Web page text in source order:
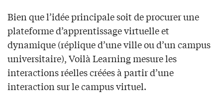
Bien que l’idée principale soit de procurer une
plateforme d’apprentissage virtuelle et
dynamique (réplique d’une ville ou d’un campus
universitaire), Voilà Learning mesure les
interactions réelles créées à partir d’une
interaction sur le campus virtuel.